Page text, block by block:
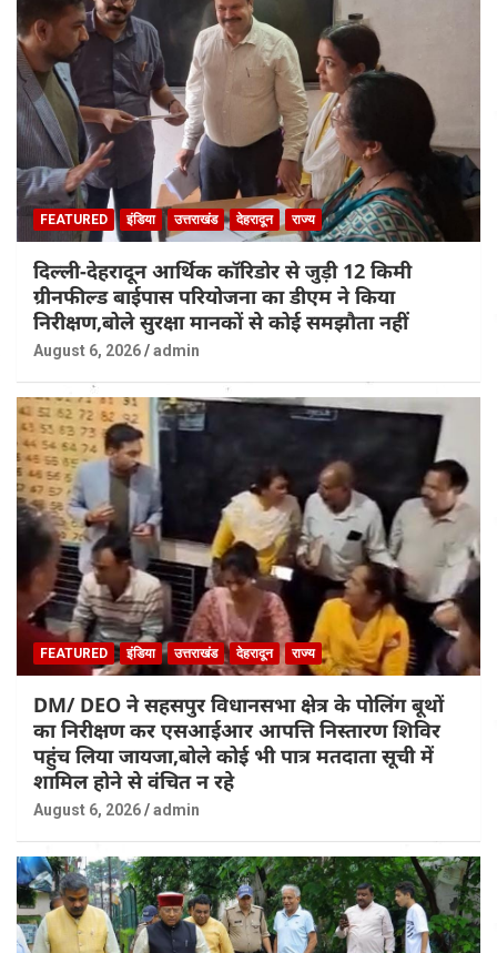
FEATURED इंडिया उत्तराखंड देहरादून राज्य
दिल्ली-देहरादून आर्थिक कॉरिडोर से जुड़ी 12 किमी
ग्रीनफील्ड बाईपास परियोजना का डीएम ने किया
निरीक्षण,बोले सुरक्षा मानकों से कोई समझौता नहीं
August 6, 2026 admin
FEATURED इंडिया उत्तराखंड देहरादून राज्य
DM/ DEO ने सहसपुर विधानसभा क्षेत्र के पोलिंग बूथों
का निरीक्षण कर एसआईआर आपत्ति निस्तारण शिविर
पहुंच लिया जायजा,बोले कोई भी पात्र मतदाता सूची में
शामिल होने से वंचित न रहे
August 6, 2026 admin